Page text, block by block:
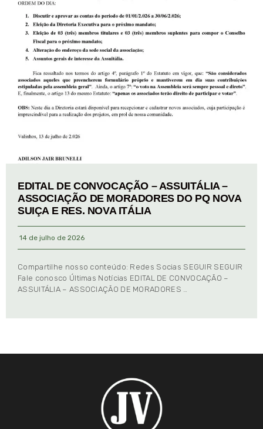
EDITAL DE CONVOCAÇÃO – ASSUITÁLIA –
ASSOCIAÇÃO DE MORADORES DO PQ NOVA
SUIÇA E RES. NOVA ITÁLIA
14 de julho de 2026
Compartilhe nosso conteúdo: Redes Socias SEGUIR SEGUIR
Fale conosco Últimas Notícias EDITAL DE CONVOCAÇÃO –
ASSUITÁLIA – ASSOCIAÇÃO DE MORADORES …